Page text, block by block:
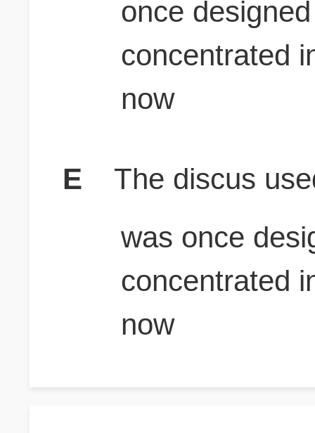
once
concentrated
now
E
The discus
was once
concentrated
now